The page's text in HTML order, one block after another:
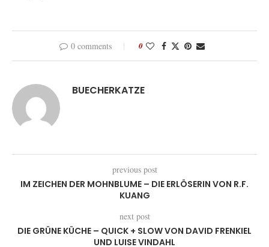
0 comments 0
BUECHERKATZE
previous post
IM ZEICHEN DER MOHNBLUME – DIE ERLÖSERIN VON R.F.
KUANG
next post
DIE GRÜNE KÜCHE – QUICK + SLOW VON DAVID FRENKIEL
UND LUISE VINDAHL